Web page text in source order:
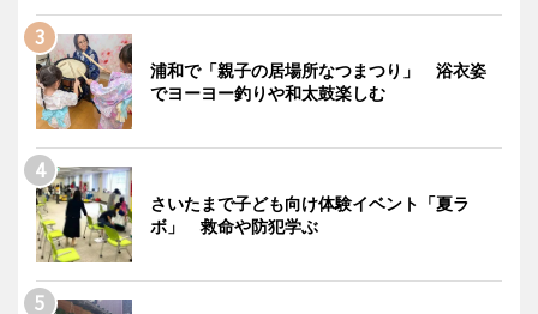
浦和で「親子の居場所なつまつり」 浴衣姿
でヨーヨー釣りや和太鼓楽しむ
さいたまで子ども向け体験イベント「夏ラ
ボ」 救命や防犯学ぶ